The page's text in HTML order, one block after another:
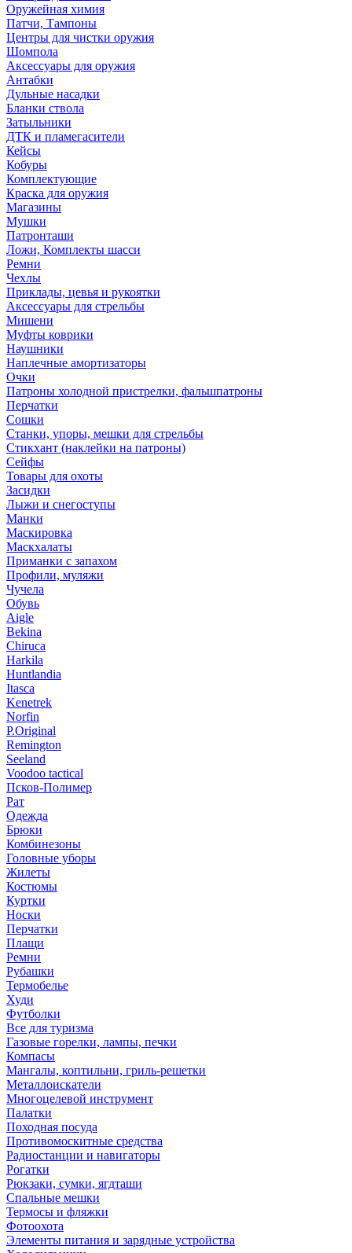
Оружейная химия
Патчи, Тампоны
Центры для чистки оружия
Шомпола
Аксессуары для оружия
Антабки
Дульные насадки
Бланки ствола
Затыльники
ДТК и пламегасители
Кейсы
Кобуры
Комплектующие
Краска для оружия
Магазины
Мушки
Патронташи
Ложи, Комплекты шасси
Ремни
Чехлы
Приклады, цевья и рукоятки
Аксессуары для стрельбы
Мишени
Муфты коврики
Наушники
Наплечные амортизаторы
Очки
Патроны холодной пристрелки, фальшпатроны
Перчатки
Сошки
Станки, упоры, мешки для стрельбы
Стикхант (наклейки на патроны)
Сейфы
Товары для охоты
Засидки
Лыжи и снегоступы
Манки
Маскировка
Маскхалаты
Приманки с запахом
Профили, муляжи
Чучела
Обувь
Aigle
Bekina
Chiruсa
Harkila
Huntlandia
Itasca
Kenetrek
Norfin
P.Original
Remington
Seeland
Voodoo tactical
Псков-Полимер
Рат
Одежда
Брюки
Комбинезоны
Головные уборы
Жилеты
Костюмы
Куртки
Носки
Перчатки
Плащи
Ремни
Рубашки
Термобелье
Худи
Футболки
Все для туризма
Газовые горелки, лампы, печки
Компасы
Мангалы, коптильни, гриль-решетки
Металлоискатели
Многоцелевой инструмент
Палатки
Походная посуда
Противомоскитные средства
Радиостанции и навигаторы
Рогатки
Рюкзаки, сумки, ягдташи
Спальные мешки
Термосы и фляжки
Фотоохота
Элементы питания и зарядные устройства